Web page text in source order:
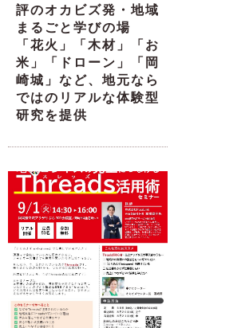
評のオカビズ発・地域
まるごと学びの場
「花火」「木材」「お
米」「ドローン」「岡
崎城」など、地元なら
ではのリアルな体験型
研究を提供